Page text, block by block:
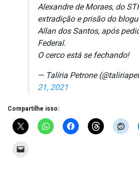
Alexandre de Moraes, do
extradição e prisão do
Allan dos Santos, após
Federal.
O cerco está se fechando!
— Talíria Petrone
21, 2021
Compartilhe isso: